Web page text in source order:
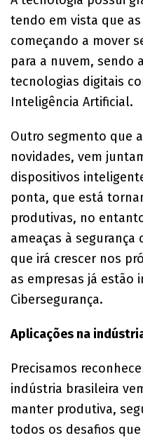
tendo em vista que
começando a mover
para a nuvem, sendo
tecnologias digitais
Inteligência Artificial.
Outro segmento que
novidades, vem
dispositivos
ponta, que está
produtivas, no
ameaças à
que irá crescer nos
as empresas já estão
Cibersegurança.
Aplicações na
Precisamos
indústria brasileira
manter produtiva,
todos os desafios